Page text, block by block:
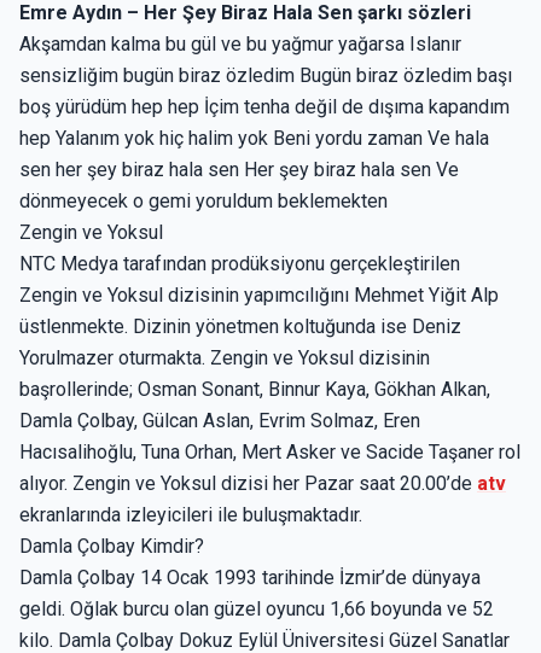
Emre Aydın – Her Şey Biraz Hala Sen şarkı sözleri
Akşamdan kalma bu gül ve bu yağmur yağarsa Islanır
sensizliğim bugün biraz özledim Bugün biraz özledim başı
boş yürüdüm hep hep İçim tenha değil de dışıma kapandım
hep Yalanım yok hiç halim yok Beni yordu zaman Ve hala
sen her şey biraz hala sen Her şey biraz hala sen Ve
dönmeyecek o gemi yoruldum beklemekten
Zengin ve Yoksul
NTC Medya tarafından prodüksiyonu gerçekleştirilen
Zengin ve Yoksul dizisinin yapımcılığını Mehmet Yiğit Alp
üstlenmekte. Dizinin yönetmen koltuğunda ise Deniz
Yorulmazer oturmakta. Zengin ve Yoksul dizisinin
başrollerinde; Osman Sonant, Binnur Kaya, Gökhan Alkan,
Damla Çolbay, Gülcan Aslan, Evrim Solmaz, Eren
Hacısalihoğlu, Tuna Orhan, Mert Asker ve Sacide Taşaner rol
alıyor. Zengin ve Yoksul dizisi her Pazar saat 20.00’de atv
ekranlarında izleyicileri ile buluşmaktadır.
Damla Çolbay Kimdir?
Damla Çolbay 14 Ocak 1993 tarihinde İzmir’de dünyaya
geldi. Oğlak burcu olan güzel oyuncu 1,66 boyunda ve 52
kilo. Damla Çolbay Dokuz Eylül Üniversitesi Güzel Sanatlar